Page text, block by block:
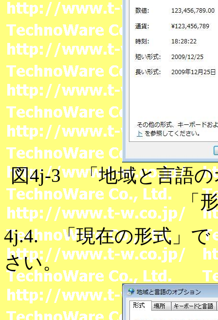
図4j-3 「地域と言語の
「
4j.4. 「現在の形式」で
さい。